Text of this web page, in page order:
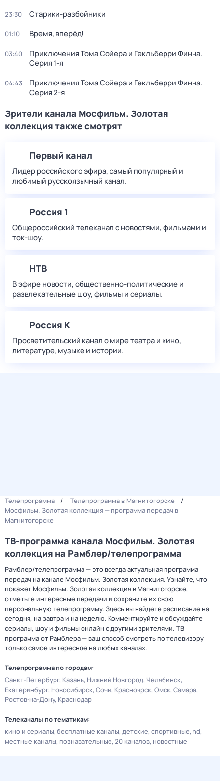
23:30 Старики-разбойники
01:10 Время, вперёд!
03:40 Приключения Тома Сойера и Гекльберри Финна.
Серия 1-я
04:43 Приключения Тома Сойера и Гекльберри Финна.
Серия 2-я
Зрители канала Мосфильм. Золотая
коллекция также смотрят
Первый канал
Лидер российского эфира, самый популярный и
любимый русскоязычный канал.
Россия 1
Общероссийский телеканал с новостями, фильмами и
ток-шоу.
НТВ
В эфире новости, общественно-политические и
развлекательные шоу, фильмы и сериалы.
Россия К
Просветительский канал о мире театра и кино,
литературе, музыке и истории.
Телепрограмма
Телепрограмма в Магнитогорске
Мосфильм. Золотая коллекция — программа передач в
Магнитогорске
ТВ-программа канала Мосфильм. Золотая
коллекция на Рамблер/телепрограмма
Рамблер/телепрограмма — это всегда актуальная программа
передач на канале Мосфильм. Золотая коллекция. Узнайте, что
покажет Мосфильм. Золотая коллекция в Магнитогорске,
отметьте интересные передачи и сохраните их свою
персональную телепрограмму. Здесь вы найдете расписание на
сегодня, на завтра и на неделю. Комментируйте и обсуждайте
сериалы, шоу и фильмы онлайн с другими зрителями. ТВ
программа от Рамблера — ваш способ смотреть по телевизору
только самое интересное на любых каналах.
Телепрограмма по городам:
Санкт-Петербург Казань Нижний Новгород Челябинск
Екатеринбург Новосибирск Сочи Красноярск Омск Самара
Ростов-на-Дону Краснодар
Телеканалы по тематикам:
кино и сериалы бесплатные каналы детские спортивные hd
местные каналы познавательные 20 каналов новостные